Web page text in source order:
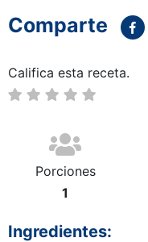
Comparte
Califica esta receta.
Porciones
1
Ingredientes: